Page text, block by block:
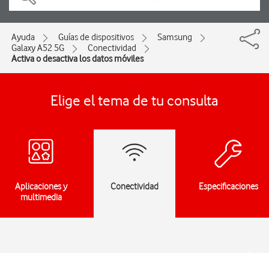
Ayuda Guías de dispositivos
Samsung
Galaxy A52 5G
Conectividad
Activa o desactiva los datos móviles
Elige el tema de tu consulta
Aplicaciones y
multimedia
Conectividad Especificaciones